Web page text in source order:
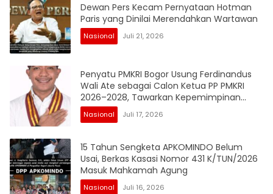
Dewan Pers Kecam Pernyataan Hotman
Paris yang Dinilai Merendahkan Wartawan
Nasional Juli 21, 2026
Penyatu PMKRI Bogor Usung Ferdinandus
Wali Ate sebagai Calon Ketua PP PMKRI
2026–2028, Tawarkan Kepemimpinan
Cepat dan Merangkul Nusantara
Nasional Juli 17, 2026
15 Tahun Sengketa APKOMINDO Belum
Usai, Berkas Kasasi Nomor 431 K/TUN/2026
Masuk Mahkamah Agung
Nasional Juli 16, 2026